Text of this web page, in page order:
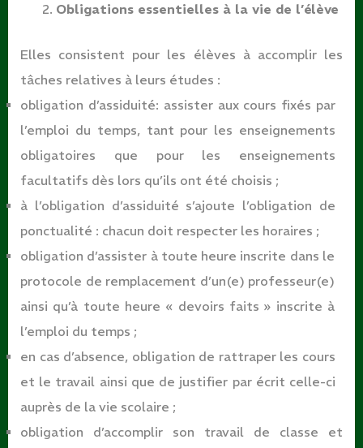
Obligations essentielles à la vie de l’élève
Elles consistent pour les élèves à accomplir les
tâches relatives à leurs études :
obligation d’assiduité: assister aux cours fixés par
l’emploi du temps, tant pour les enseignements
obligatoires que pour les enseignements
facultatifs dès lors qu’ils ont été choisis ;
à l’obligation d’assiduité s’ajoute l’obligation de
ponctualité : chacun doit respecter les horaires ;
obligation d’assister à toute heure inscrite dans le
protocole de remplacement d’un(e) professeur(e)
ainsi qu’à toute heure « devoirs faits » inscrite à
l’emploi du temps ;
en cas d’absence, obligation de rattraper les cours
et le travail ainsi que de justifier par écrit celle-ci
auprès de la vie scolaire ;
obligation d’accomplir son travail de classe et